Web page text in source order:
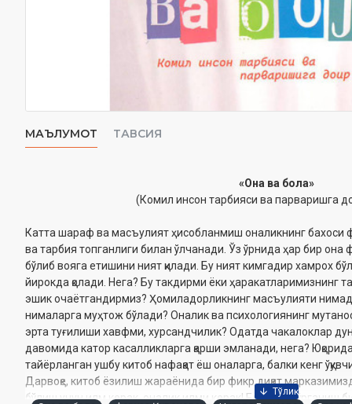
МАЪЛУМОТ ТАВСИЯ
«Она ва бола»
(Комил инсон тарбияси ва парваришга
Катта шараф ва масъулият ҳисобланмиш оналикнинг бахоси
ва тарбия топганлиги билан ўлчанади. Ўз ўрнида ҳар бир она
бўлиб вояга етишини ният қилади. Бу ният кимгадир хамрох
йирокда қолади. Нега? Бу такдирми ёки ҳаракатларимизнинг
эшик очаëтгандирмиз? Ҳомиладорликнинг масъулияти
нималарга муҳтож бўлади? Оналик ва психологиянинг
эрта туғилиши хавфми, хурсандчилик? Одатда чакалоклар
давомида катор касалликларга қарши эмланади, нега?
тайёрланган ушбу китоб нафақат ёш оналарга, балки кенг
Дарвоқе, китоб ёзилиш жараёнида бир фикр диққат
бўлиш учун илм керак, оналик илми керак! Бу илмни ўрганиш